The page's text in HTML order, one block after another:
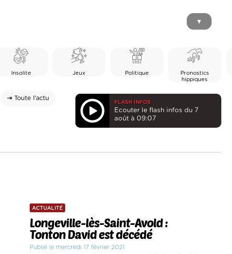
▼
Insolite Jeux Politique
Pronostics
hippiques
⇥ Toute l'actu
FLASH INFOS
Ecouter le flash infos du 7
août à 09:07
ACTUALITÉ
Longeville-lès-Saint-Avold :
Tonton David est décédé
Publié le mercredi 17 février 2021